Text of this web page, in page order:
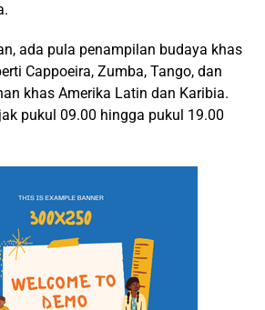
ada pula penampilan budaya khas
Cappoeira, Zumba, Tango, dan
khas Amerika Latin dan Karibia.
pukul 09.00 hingga pukul 19.00